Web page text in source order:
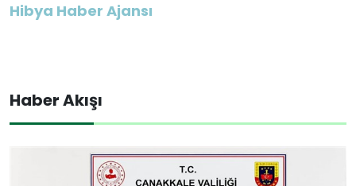
Hibya Haber Ajansı
Haber Akışı